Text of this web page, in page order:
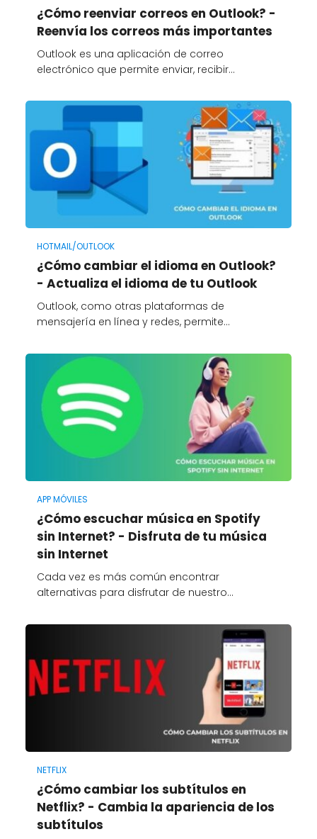
¿Cómo reenviar correos en Outlook? -
Reenvía los correos más importantes
Outlook es una aplicación de correo
electrónico que permite enviar, recibir…
HOTMAIL/OUTLOOK
¿Cómo cambiar el idioma en Outlook?
- Actualiza el idioma de tu Outlook
Outlook, como otras plataformas de
mensajería en línea y redes, permite…
APP MÓVILES
¿Cómo escuchar música en Spotify
sin Internet? - Disfruta de tu música
sin Internet
Cada vez es más común encontrar
alternativas para disfrutar de nuestro…
NETFLIX
¿Cómo cambiar los subtítulos en
Netflix? - Cambia la apariencia de los
subtítulos